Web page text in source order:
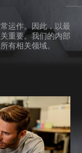
运作。因此，以最
重要。我们的内部
有相关领域。